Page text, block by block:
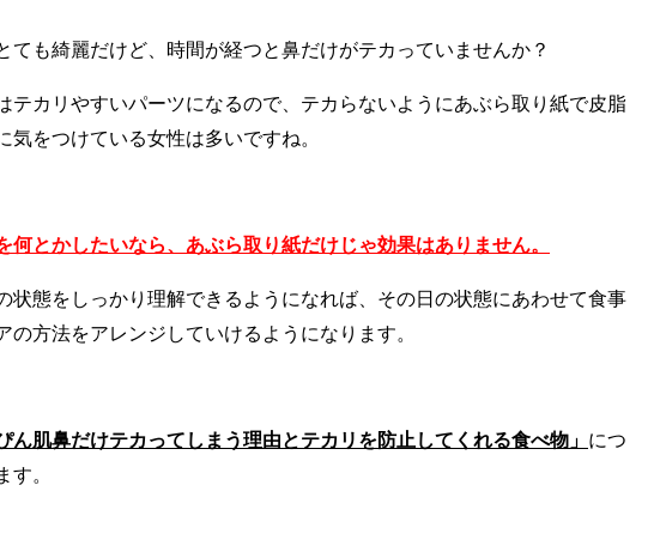
ても綺麗だけど、時間が経つと鼻だけがテカっていませんか？
テカリやすいパーツになるので、テカらないようにあぶら取り紙で皮脂
気をつけている女性は多いですね。
何とかしたいなら、あぶら取り紙だけじゃ効果はありません。
状態をしっかり理解できるようになれば、その日の状態にあわせて食事
方法をアレンジしていけるようになります。
ん肌鼻だけテカってしまう理由とテカリを防止してくれる食べ物」 につ
。